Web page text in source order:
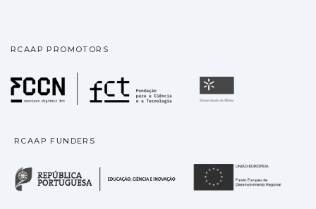
RCAAP PROMOTORS
Fundação para a
RCAAP FUNDERS
República Portuguesa